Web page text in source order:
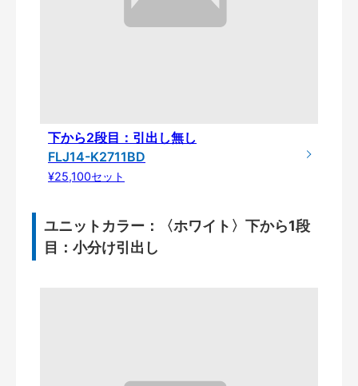
下から2段目：引出し無し
FLJ14-K2711BD
¥25,100セット
ユニットカラー：〈ホワイト〉下から1段
目：小分け引出し